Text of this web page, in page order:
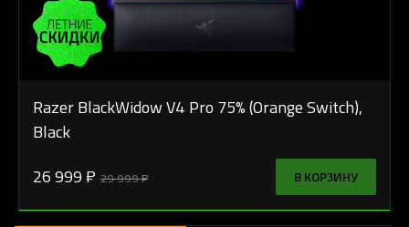
Razer BlackWidow V4 Pro 75% (Orange Switch),
Black
26 999 ₽ 29 999 ₽ В КОРЗИНУ